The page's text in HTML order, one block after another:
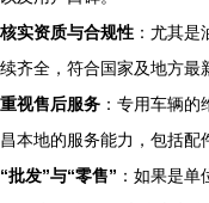
核实资质与合规性 ：尤其
续齐全，符合国家及地方最
重视售后服务 ：专用车辆
昌本地的服务能力，包括配
“批发”与“零售” ：如果是